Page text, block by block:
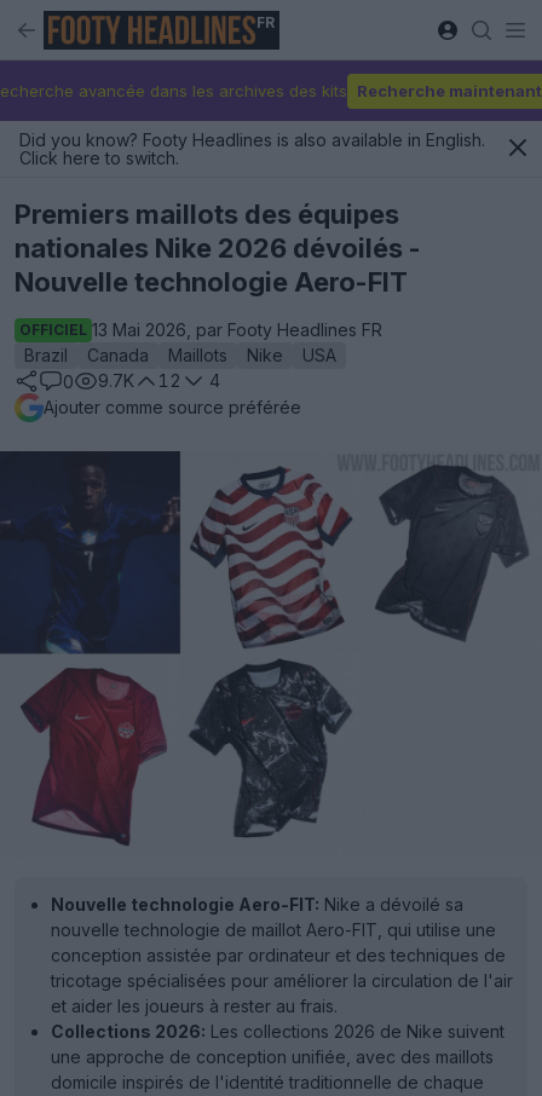
FR
avancée dans les archives des kits Recherche maintenant
Did you know? Footy Headlines is also available in English.
Click here to switch.
Premiers maillots des équipes
nationales Nike 2026 dévoilés -
Nouvelle technologie Aero-FIT
OFFICIEL 13 Mai 2026, par Footy Headlines FR
Brazil
Canada Maillots Nike
USA
0
9.7K 12
4
Ajouter comme source préférée
Nouvelle technologie Aero-FIT: Nike a dévoilé sa
nouvelle technologie de maillot Aero-FIT, qui utilise une
conception assistée par ordinateur et des techniques de
tricotage spécialisées pour améliorer la circulation de l'air
et aider les joueurs à rester au frais.
Collections 2026: Les collections 2026 de Nike suivent
une approche de conception unifiée, avec des maillots
domicile inspirés de l'identité traditionnelle de chaque